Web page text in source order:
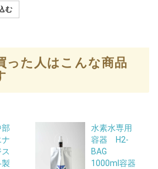
む
った人はこんな商品
ナ
水素水専用
容器 H2-
BAG
1000ml容器